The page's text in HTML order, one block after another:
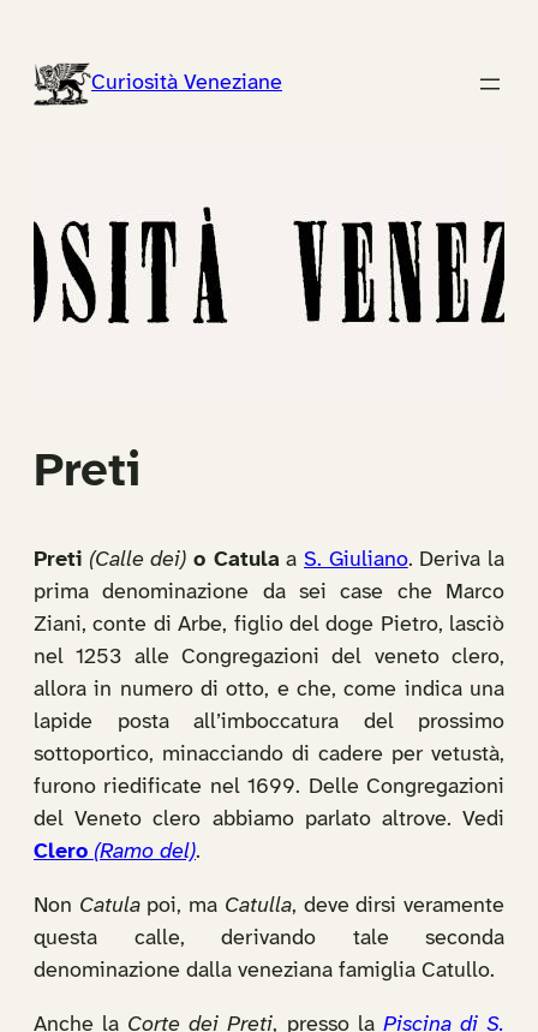
contenutoCuriosità Veneziane
Preti
Preti (Calle dei) o CatulaaS. Giuliano. Deriva la
prima denominazione da sei case che Marco
Ziani, conte di Arbe, figlio del doge Pietro, lasciò
nel 1253 alle Congregazioni del veneto clero,
allora in numero di otto, e che, come indica una
lapide posta all’imboccatura del prossimo
sottoportico, minacciando di cadere per vetustà,
furono riedificate nel 1699. Delle Congregazioni
del Veneto clero abbiamo parlato altrove. Vedi
Clero (Ramo del).
Non Catulapoi, ma Catulla, deve dirsi veramente
questa calle, derivando tale seconda
denominazione dalla veneziana famiglia Catullo.
Anche la Corte dei Preti, presso la Piscina di S.